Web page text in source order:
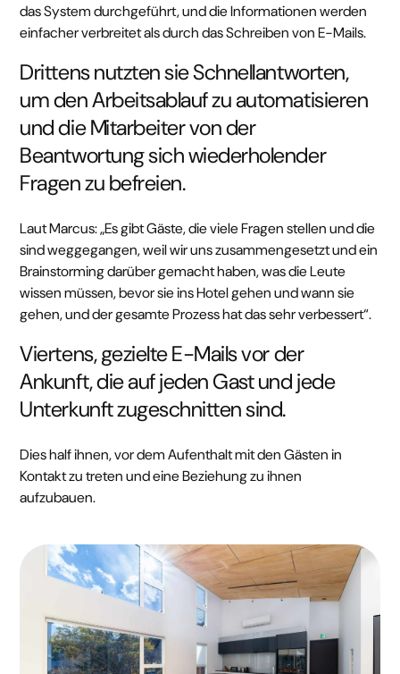
das System durchgeführt, und die Informationen werden
einfacher verbreitet als durch das Schreiben von E-Mails.
Drittens nutzten sie Schnellantworten,
um den Arbeitsablauf zu automatisieren
und die Mitarbeiter von der
Beantwortung sich wiederholender
Fragen zu befreien.
Laut Marcus: „Es gibt Gäste, die viele Fragen stellen und die
sind weggegangen, weil wir uns zusammengesetzt und ein
Brainstorming darüber gemacht haben, was die Leute
wissen müssen, bevor sie ins Hotel gehen und wann sie
gehen, und der gesamte Prozess hat das sehr verbessert“.
Viertens, gezielte E-Mails vor der
Ankunft, die auf jeden Gast und jede
Unterkunft zugeschnitten sind.
Dies half ihnen, vor dem Aufenthalt mit den Gästen in
Kontakt zu treten und eine Beziehung zu ihnen
aufzubauen.